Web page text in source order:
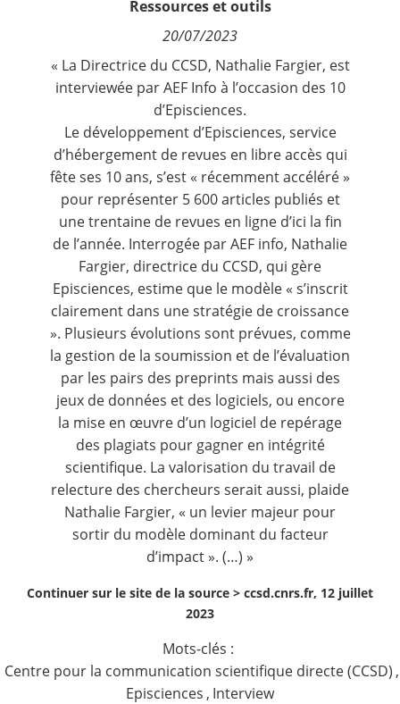
Ressources et outils
20/07/2023
« La Directrice du CCSD, Nathalie Fargier, est
interviewée par AEF Info à l’occasion des 10
d’Episciences.
Le développement d’Episciences, service
d’hébergement de revues en libre accès qui
fête ses 10 ans, s’est « récemment accéléré »
pour représenter 5 600 articles publiés et
une trentaine de revues en ligne d’ici la fin
de l’année. Interrogée par AEF info, Nathalie
Fargier, directrice du CCSD, qui gère
Episciences, estime que le modèle « s’inscrit
clairement dans une stratégie de croissance
». Plusieurs évolutions sont prévues, comme
la gestion de la soumission et de l’évaluation
par les pairs des preprints mais aussi des
jeux de données et des logiciels, ou encore
la mise en œuvre d’un logiciel de repérage
des plagiats pour gagner en intégrité
scientifique. La valorisation du travail de
relecture des chercheurs serait aussi, plaide
Nathalie Fargier, « un levier majeur pour
sortir du modèle dominant du facteur
d’impact ». (…) »
Continuer sur le site de la source > ccsd.cnrs.fr, 12 juillet
2023
Mots-clés :
Centre pour la communication scientifique directe (CCSD) ,
Episciences , Interview